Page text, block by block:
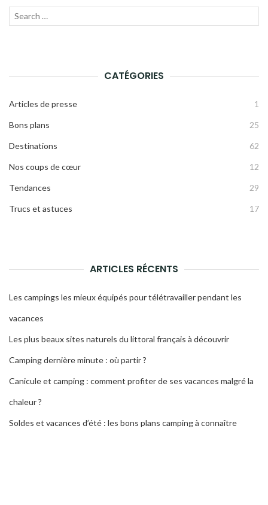
Recherche
CATÉGORIES
Articles de presse 1
Bons plans 25
Destinations 62
Nos coups de cœur 12
Tendances 29
Trucs et astuces 17
ARTICLES RÉCENTS
Les campings les mieux équipés pour télétravailler pendant les
vacances
Les plus beaux sites naturels du littoral français à découvrir
Camping dernière minute : où partir ?
Canicule et camping : comment profiter de ses vacances malgré la
chaleur ?
Soldes et vacances d’été : les bons plans camping à connaître